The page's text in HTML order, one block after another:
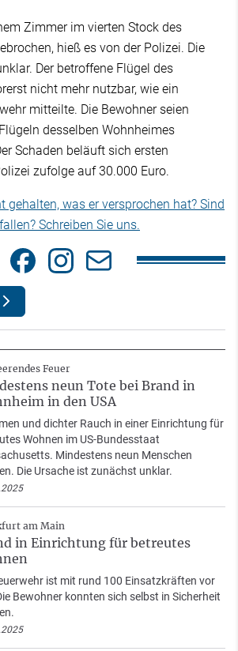
Zimmer im vierten Stock des
hieß es von der Polizei. Die
Der betroffene Flügel des
nicht mehr nutzbar, wie ein
mitteilte. Die Bewohner seien
desselben Wohnheimes
Schaden beläuft sich ersten
zufolge auf 30.000 Euro.
gehalten, was er versprochen hat? Sind
Schreiben Sie uns.
Feuer
neun Tote bei Brand in
in den USA
und dichter Rauch in einer Einrichtung für
Wohnen im US-Bundesstaat
Mindestens neun Menschen
Die Ursache ist zunächst unklar.
am Main
in Einrichtung für betreutes
ist mit rund 100 Einsatzkräften vor
Bewohner konnten sich selbst in Sicherheit